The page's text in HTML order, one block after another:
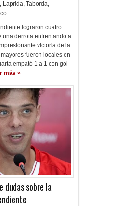
, Laprida, Taborda,
lograron cuatro
una derrota enfrentando a
victoria de la
fueron locales en
empató 1 a 1 con gol
más »
dudas sobre la